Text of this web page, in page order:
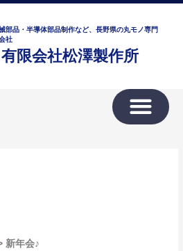
部品・半導体部品制作など、長野県の丸モノ専門
社
有限会社松澤製作所
新年会♪